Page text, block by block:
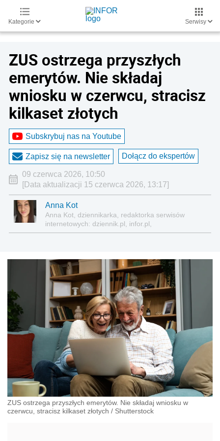
Kategorie Serwisy
ZUS ostrzega przyszłych
emerytów. Nie składaj
wniosku w czerwcu, stracisz
kilkaset złotych
Subskrybuj nas na Youtube
Zapisz się na newsletter Dołącz do ekspertów
09 czerwca 2026, 10:50
[Data aktualizacji 15 czerwca 2026, 13:17]
Anna Kot
Anna Kot, dziennikarka, redaktorka serwisów
internetowych: dziennik.pl, infor.pl,
gazetaprawna.pl, forsal.pl
ZUS ostrzega przyszłych emerytów. Nie składaj wniosku w
czerwcu, stracisz kilkaset złotych / Shutterstock